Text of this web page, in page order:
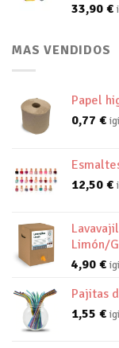
33,90 €
MAS VENDIDOS
Papel
0,77 €
12,50 €
Limón/
4,90 €
Pajitas
1,55 €